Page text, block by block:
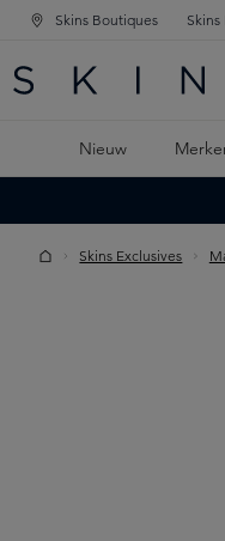
NAVIGATIE
DE HOOFDINHOUD
Skins Boutiques Skins
Nieuw
Skins Exclusives